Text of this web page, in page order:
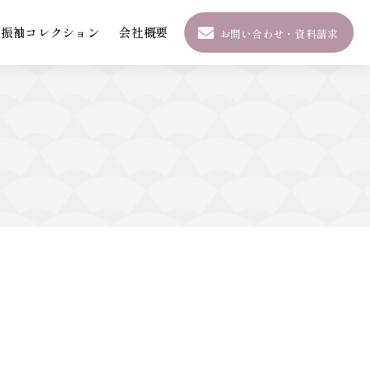
振袖コレクション 会社概要 お問い合わせ・資料請求